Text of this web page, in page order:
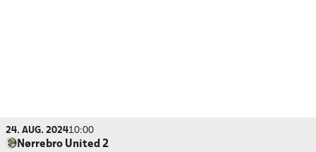
24. AUG. 202410:00
Nørrebro United 2